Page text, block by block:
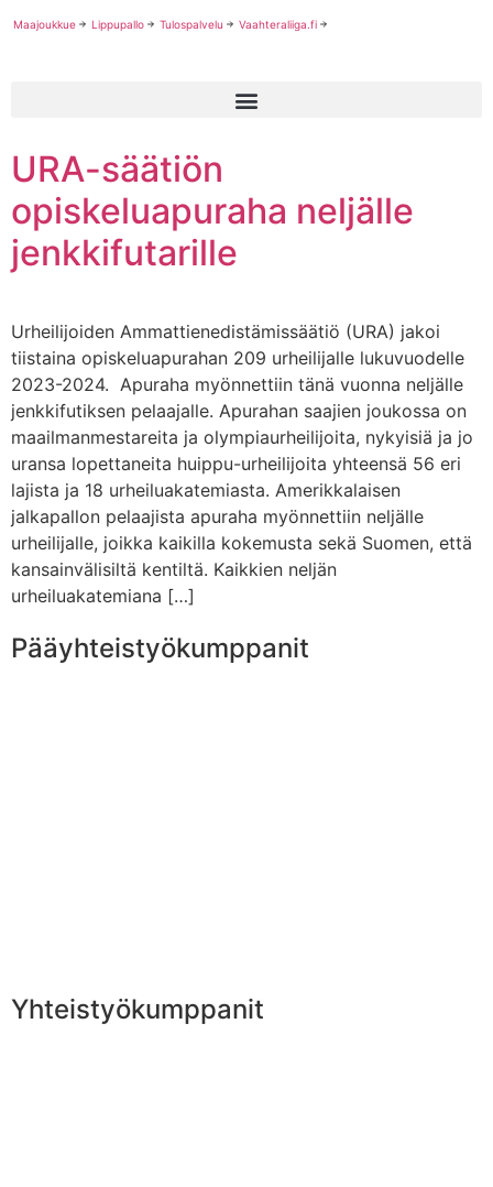
Maajoukkue Lippupallo Tulospalvelu Vaahteraliiga.fi
URA-säätiön
opiskeluapuraha neljälle
jenkkifutarille
Urheilijoiden Ammattienedistämissäätiö (URA) jakoi
tiistaina opiskeluapurahan 209 urheilijalle lukuvuodelle
2023-2024. Apuraha myönnettiin tänä vuonna neljälle
jenkkifutiksen pelaajalle. Apurahan saajien joukossa on
maailmanmestareita ja olympiaurheilijoita, nykyisiä ja jo
uransa lopettaneita huippu-urheilijoita yhteensä 56 eri
lajista ja 18 urheiluakatemiasta. Amerikkalaisen
jalkapallon pelaajista apuraha myönnettiin neljälle
urheilijalle, joikka kaikilla kokemusta sekä Suomen, että
kansainvälisiltä kentiltä. Kaikkien neljän
urheiluakatemiana […]
Pääyhteistyökumppanit
Yhteistyökumppanit